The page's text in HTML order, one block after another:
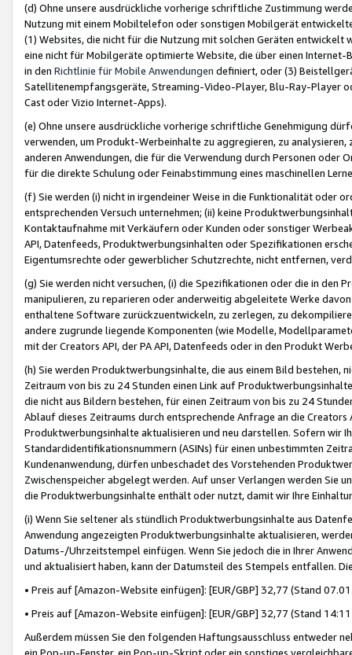
(d) Ohne unsere ausdrückliche vorherige schriftliche Zustimmung
Nutzung mit einem Mobiltelefon oder sonstigen Mobilgerät
(1) Websites, die nicht für die Nutzung mit solchen Geräten
eine nicht für Mobilgeräte optimierte Website, die über einen
in den Richtlinie für Mobile Anwendungen definiert, oder (3)
Satellitenempfangsgeräte, Streaming-Video-Player, Blu-Ray-Player
Cast oder Vizio Internet-Apps).
(e) Ohne unsere ausdrückliche vorherige schriftliche Genehmigung
verwenden, um Produkt-Werbeinhalte zu aggregieren, zu
anderen Anwendungen, die für die Verwendung durch Personen
für die direkte Schulung oder Feinabstimmung eines maschinellen
(f) Sie werden (i) nicht in irgendeiner Weise in die Funktionalität oder
entsprechenden Versuch unternehmen; (ii) keine
Kontaktaufnahme mit Verkäufern oder Kunden oder sonstiger
API, Datenfeeds, Produktwerbungsinhalten oder Spezifikationen
Eigentumsrechte oder gewerblicher Schutzrechte, nicht entfernen,
(g) Sie werden nicht versuchen, (i) die Spezifikationen oder die in
manipulieren, zu reparieren oder anderweitig abgeleitete Werke
enthaltene Software zurückzuentwickeln, zu zerlegen, zu
andere zugrunde liegende Komponenten (wie Modelle,
mit der Creators API, der PA API, Datenfeeds oder in den Produkt
(h) Sie werden Produktwerbungsinhalte, die aus einem Bild bestehen,
Zeitraum von bis zu 24 Stunden einen Link auf
die nicht aus Bildern bestehen, für einen Zeitraum von bis zu 24
Ablauf dieses Zeitraums durch entsprechende Anfrage an die
Produktwerbungsinhalte aktualisieren und neu darstellen. Sofern wir
Standardidentifikationsnummern (ASINs) für einen unbestimmten
Kundenanwendung, dürfen unbeschadet des Vorstehenden
Zwischenspeicher abgelegt werden. Auf unser Verlangen werden Sie
die Produktwerbungsinhalte enthält oder nutzt, damit wir Ihre
(i) Wenn Sie seltener als stündlich Produktwerbungsinhalte aus
Anwendung angezeigten Produktwerbungsinhalte aktualisieren,
Datums-/Uhrzeitstempel einfügen. Wenn Sie jedoch die in Ihrer
und aktualisiert haben, kann der Datumsteil des Stempels entfallen.
• Preis auf [Amazon-Website einfügen]: [EUR/GBP] 32,77 (Stand
• Preis auf [Amazon-Website einfügen]: [EUR/GBP] 32,77 (Stand
Außerdem müssen Sie den folgenden Haftungsausschluss entweder
ein Pop-up-Fenster, ein Pop-up-Skript oder ein sonstiges